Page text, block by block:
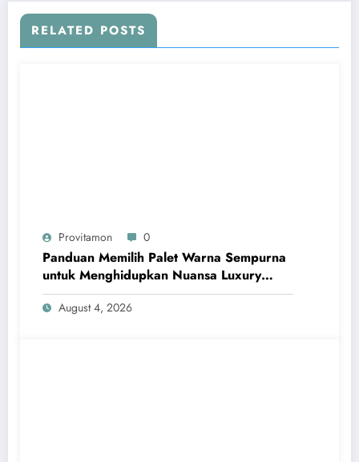
RELATED POSTS
Provitamon 0
Panduan Memilih Palet Warna Sempurna
untuk Menghidupkan Nuansa Luxury
Bathrooms
August 4, 2026